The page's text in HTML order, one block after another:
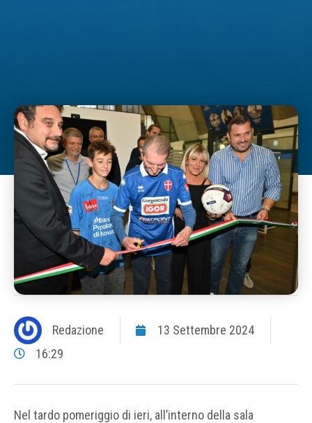
Redazione
13 Settembre 2024
16:29
Nel tardo pomeriggio di ieri, all’interno della sala